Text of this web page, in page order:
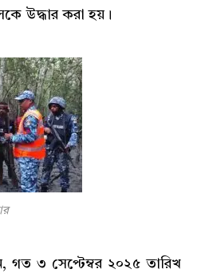
উদ্ধার করা হয়।
গত ৩ সেপ্টেম্বর ২০২৫ তারিখ